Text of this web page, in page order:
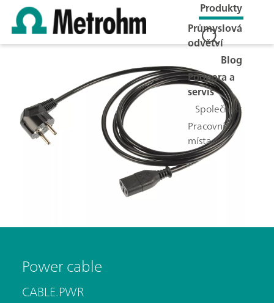
Produkty
Průmyslová
odvětví
Blog
Podpora a
servis
Společnost
Pracovní
místa
Power cable
CABLE.PWR